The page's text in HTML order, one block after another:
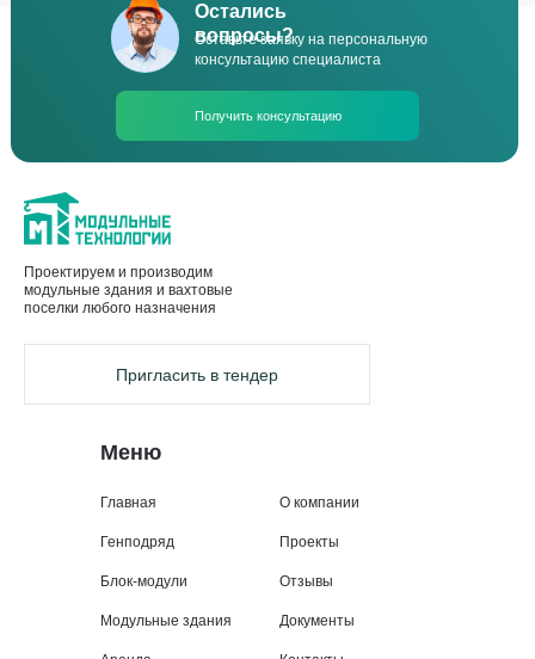
Остались
вопросы?
Оставьте заявку на персональную
консультацию специалиста
Получить консультацию
Проектируем и производим
модульные здания и вахтовые
поселки любого назначения
Пригласить в тендер
Меню
Главная
Генподряд
Модульные здания
Блок-модули
О компании
Проекты
Отзывы
Документы